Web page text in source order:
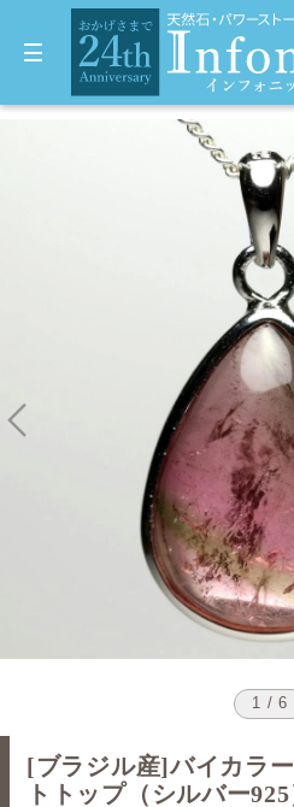
1 / 6
[ブラジル産]バイカラ
トトップ（シルバー925